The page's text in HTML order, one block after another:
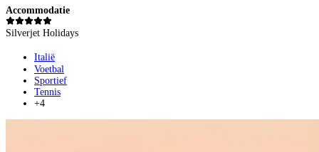
Accommodatie
Silverjet Holidays
Italië
Voetbal
Sportief
Tennis
+4